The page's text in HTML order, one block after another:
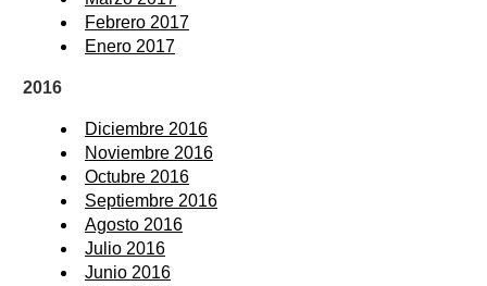
Febrero 2017
Enero 2017
2016
Diciembre 2016
Noviembre 2016
Octubre 2016
Septiembre 2016
Agosto 2016
Julio 2016
Junio 2016